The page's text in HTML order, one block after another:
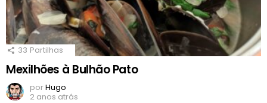
33 Partilhas
Mexilhões à Bulhão Pato
porHugo
2 anos atrás